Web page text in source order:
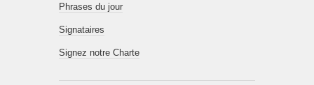
Phrases du jour
Signataires
Signez notre Charte